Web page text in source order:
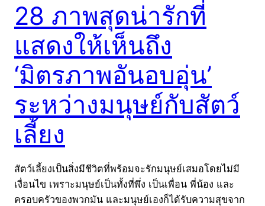
28 ภาพสุดน่ารักที่
แสดงให้เห็นถึง
‘มิตรภาพอันอบอุ่น’
ระหว่างมนุษย์กับสัตว์
เลี้ยง
สัตว์เลี้ยงเป็นสิ่งมีชีวิตที่พร้อมจะรักมนุษย์เสมอโดยไม่มี
เงื่อนไข เพราะมนุษย์เป็นทั้งที่พึ่ง เป็นเพื่อน พี่น้อง และ
ครอบครัวของพวกมัน และมนุษย์เองก็ได้รับความสุขจาก